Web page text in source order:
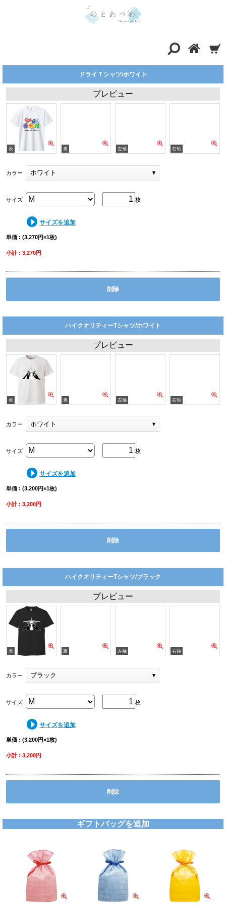
ドライＴシャツ/ホワイト
プレビュー
カラー ホワイト
枚
サイズ
サイズを追加
単価 : (3,270円×1枚)
小計 : 3,270円
削除
ハイクオリティーTシャツ/ホワイト
プレビュー
カラー ホワイト
枚
サイズ
サイズを追加
単価 : (3,200円×1枚)
小計 : 3,200円
削除
ハイクオリティーTシャツ/ブラック
プレビュー
カラー ブラック
枚
サイズ
サイズを追加
単価 : (3,200円×1枚)
小計 : 3,200円
削除
ギフトバッグを追加